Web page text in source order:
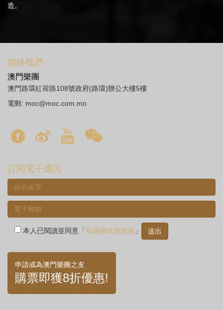
造。
聯絡我們
澳門樂團
澳門路環紅荷路108號政府(路環)辦公大樓5樓
電郵: moc@moc.com.mo
訂閱電子通訊
本人已閱讀並同意「私隱權保護政策 」
申請成為澳門樂團之友
購票即獲8折優惠!